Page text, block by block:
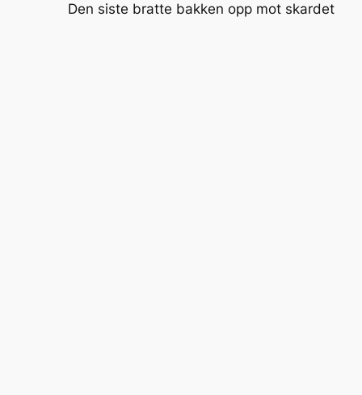
Den siste bratte bakken opp mot skardet